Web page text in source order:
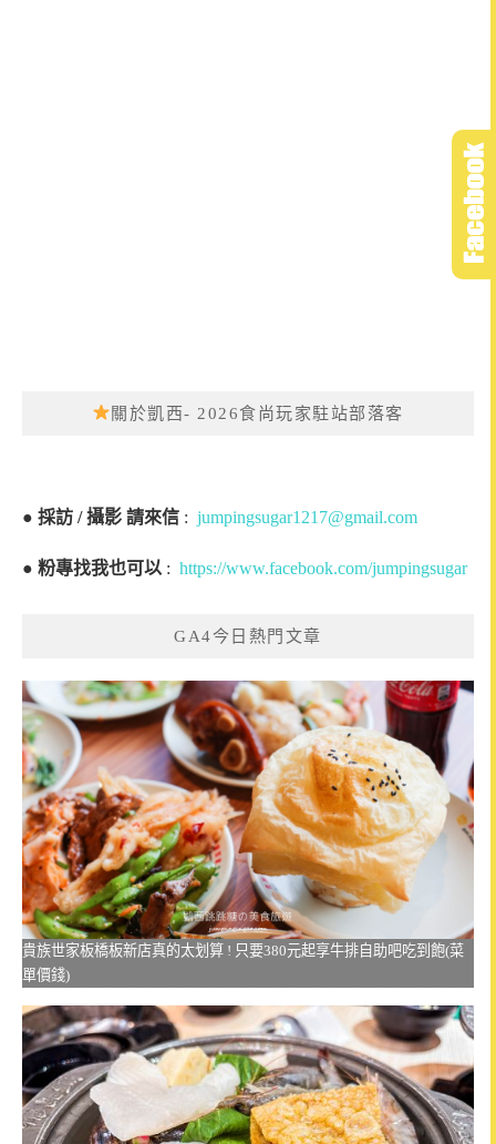
關於凱西- 2026食尚玩家駐站部落客
● 採訪 / 攝影 請來信 : jumpingsugar1217@gmail.com
● 粉專找我也可以 : https://www.facebook.com/jumpingsugar
GA4今日熱門文章
貴族世家板橋板新店真的太划算 ! 只要380元起享牛排自助吧吃到飽(菜
單價錢)